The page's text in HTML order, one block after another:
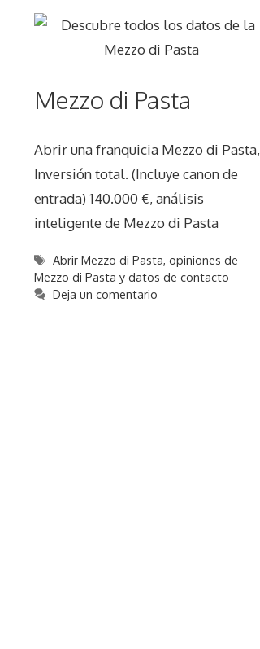
Mezzo di Pasta
Abrir una franquicia Mezzo di Pasta,
Inversión total. (Incluye canon de
entrada) 140.000 €, análisis
inteligente de Mezzo di Pasta
Etiquetas
Abrir Mezzo di Pasta,opiniones de
Mezzo di Pasta y datos de contacto
Deja un comentario